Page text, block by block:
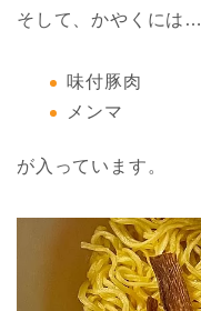
そして、かやくには…
味付豚肉
メンマ
が入っています。